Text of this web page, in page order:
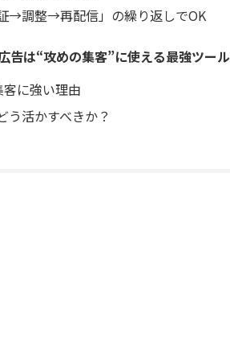
→調整→再配信」の繰り返しでOK
告は“攻めの集客”に使える最強ツール
に強い理由
う活かすべきか？